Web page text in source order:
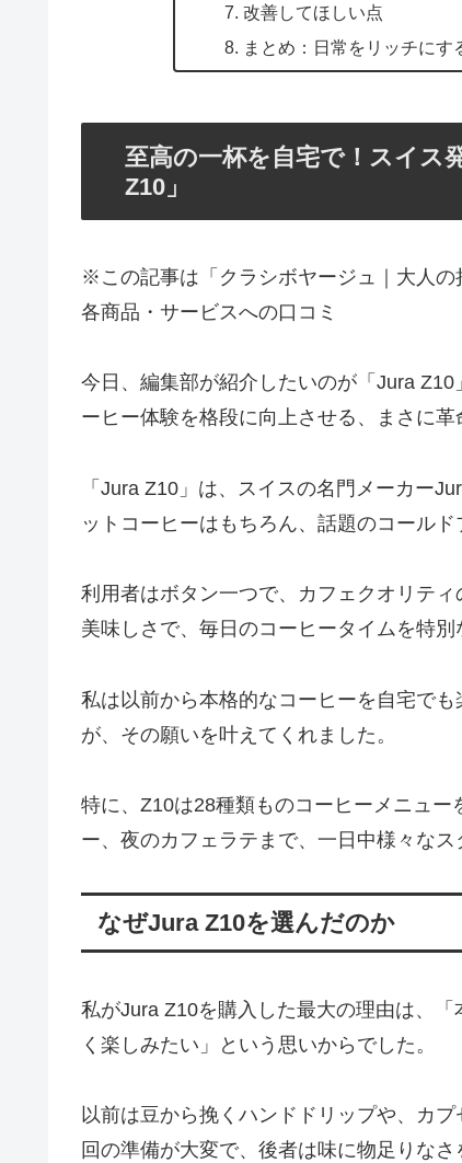
改善してほしい点
まとめ：日常をリッチにす
至高の一杯を自宅で！スイス
Z10」
※この記事は「クラシボヤージュ｜大人
各商品・サービスへの口コミ
今日、編集部が紹介したいのが「Jura
ーヒー体験を格段に向上させる、まさに革
「Jura Z10」は、スイスの名門メーカー
ットコーヒーはもちろん、話題のコール
利用者はボタン一つで、カフェクオリテ
美味しさで、毎日のコーヒータイムを特別
私は以前から本格的なコーヒーを自宅で
が、その願いを叶えてくれました。
特に、Z10は28種類ものコーヒーメニュ
ー、夜のカフェラテまで、一日中様々な
なぜJura Z10を選んだのか
私がJura Z10を購入した最大の理由は、
く楽しみたい」という思いからでした。
以前は豆から挽くハンドドリップや、カ
回の準備が大変で、後者は味に物足りなさ